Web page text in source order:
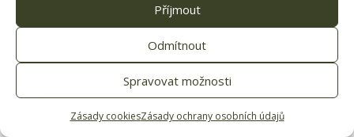
Příjmout
Odmítnout
Spravovat možnosti
Zásady cookiesZásady ochrany osobních údajů